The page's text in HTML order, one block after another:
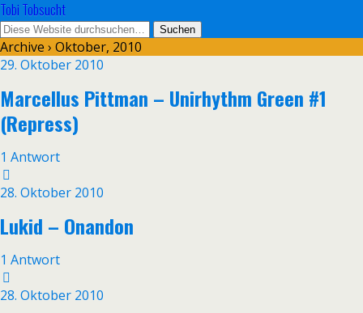
Tobi Tobsucht
Archive › Oktober, 2010
29. Oktober 2010
Marcellus Pittman – Unirhythm Green #1
(Repress)
1 Antwort
28. Oktober 2010
Lukid – Onandon
1 Antwort
28. Oktober 2010